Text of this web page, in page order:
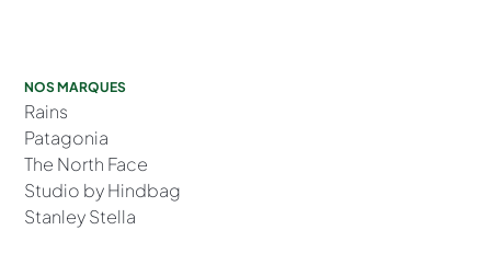
NOS MARQUES
Rains
Patagonia
The North Face
Studio by Hindbag
Stanley Stella